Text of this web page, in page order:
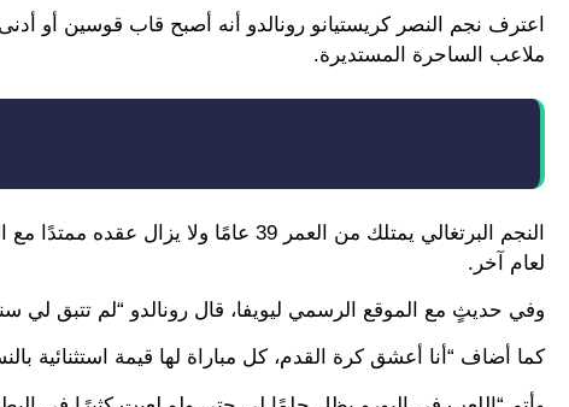
اعترف نجم النصر كريستيانو رونالدو أنه أصبح قاب قوسين أو
ملاعب الساحرة المستديرة.
لعام آخر.
وفي حديثٍ مع الموقع الرسمي ليويفا، قال رونالدو “لم تتبق لي
كما أضاف “أنا أعشق كرة القدم، كل مباراة لها قيمة استثنائية